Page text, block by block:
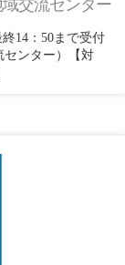
交流センター
14：50まで受付
センター）【対